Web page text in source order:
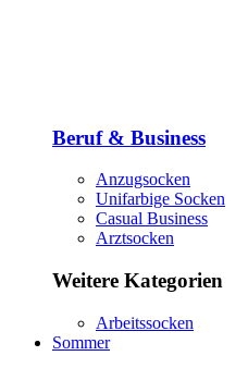
Beruf & Business
Anzugsocken
Unifarbige Socken
Casual Business
Arztsocken
Weitere Kategorien
Arbeitssocken
Sommer